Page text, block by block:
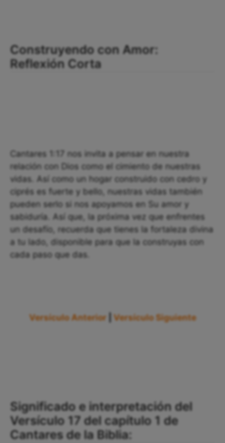
Construyendo con Amor:
Reflexión Corta
Cantares 1:17 nos invita a pensar en nuestra
relación con Dios como el cimiento de nuestras
vidas. Así como un hogar construido con cedro y
ciprés es fuerte y bello, nuestras vidas también
pueden serlo si nos apoyamos en Su amor y
sabiduría. Así que, la próxima vez que enfrentes
un desafío, recuerda que tienes la fortaleza divina
a tu lado, disponible para que la construyas con
cada paso que das.
Versículo Anterior Versículo Siguiente
Significado e interpretación del
Versículo 17 del capítulo 1 de
Cantares de la Biblia: